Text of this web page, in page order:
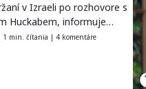
v Izraeli po rozhovore s
Huckabem, informuje
1 min. čítania | 4 komentáre